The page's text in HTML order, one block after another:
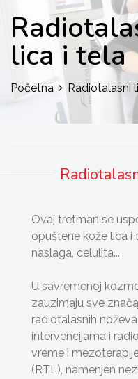
lica i tela
Početna Radiotalasni
Ovaj tretman se
opuštene kože lica i
naslaga, celulita...
U savremenoj
zauzimaju sve
radiotalasnih
intervencijama i
vreme i
(RTL), namenjen